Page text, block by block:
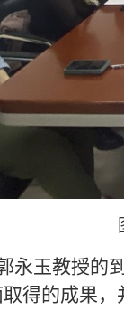
永玉教授的
得的成果